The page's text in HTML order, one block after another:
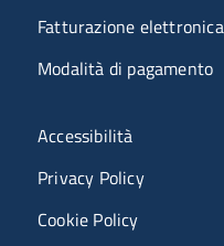
Fatturazione elettronica
Modalità di pagamento
Menù riferimenti
Accessibilità
Privacy Policy
Cookie Policy